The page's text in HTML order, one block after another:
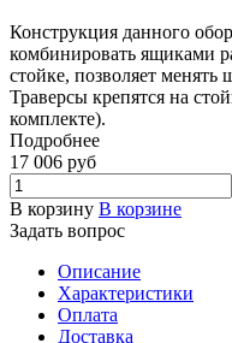
Конструкция данного
комбинировать ящиками
стойке, позволяет менять
Траверсы крепятся на
комплекте).
Подробнее
17 006 руб
В корзину В корзине
Задать вопрос
Описание
Характеристики
Оплата
Доставка